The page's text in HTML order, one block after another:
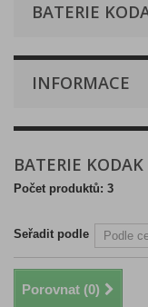
BATERIE
INFORMACE
BATERIE KODAK
Počet produktů: 3
Seřadit podle
Porovnat (0)